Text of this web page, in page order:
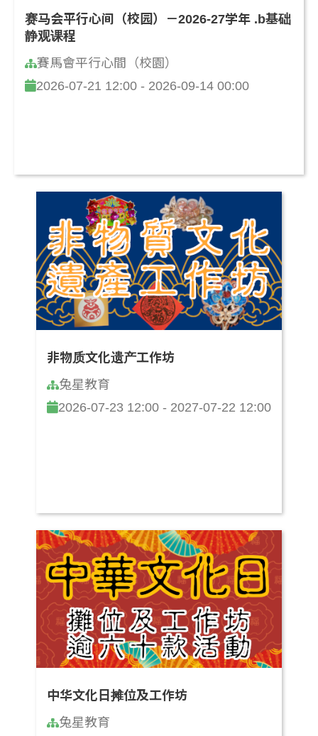
赛马会平行心间（校园）－2026-27学年 .b基础
静观课程
賽馬會平行心間（校園）
2026-07-21 12:00 - 2026-09-14 00:00
非物质文化遗产工作坊
兔星教育
2026-07-23 12:00 - 2027-07-22 12:00
中华文化日摊位及工作坊
兔星教育